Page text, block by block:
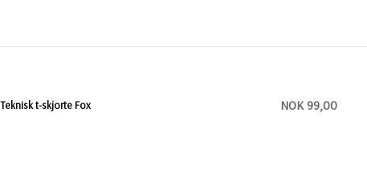
Teknisk t-skjorte Fox NOK 99,00